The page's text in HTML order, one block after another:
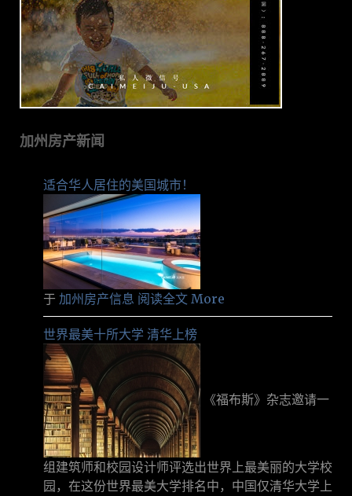
加州房产新闻
适合华人居住的美国城市！
于 加州房产信息 阅读全文 More
世界最美十所大学 清华上榜
《福布斯》杂志邀请一
组建筑师和校园设计师评选出世界上最美丽的大学校
园，在这份世界最美大学排名中，中国仅清华大学上